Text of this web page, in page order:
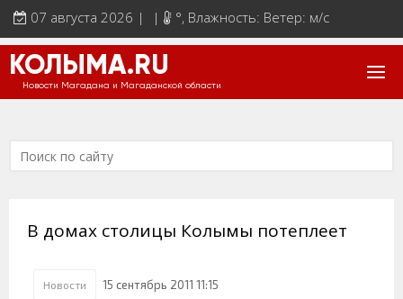
07 августа 2026 | | °, Влажность: Ветер: м/с
КОЛЫМА.RU
Новости Магадана и Магаданской области
В домах столицы Колымы потеплеет
Новости 15 сентябрь 2011 11:15